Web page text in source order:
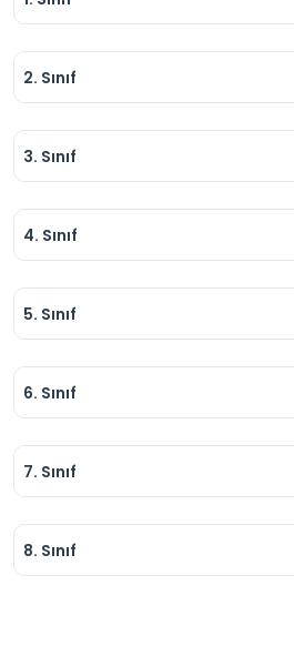
2. Sınıf
3. Sınıf
4. Sınıf
5. Sınıf
6. Sınıf
7. Sınıf
8. Sınıf